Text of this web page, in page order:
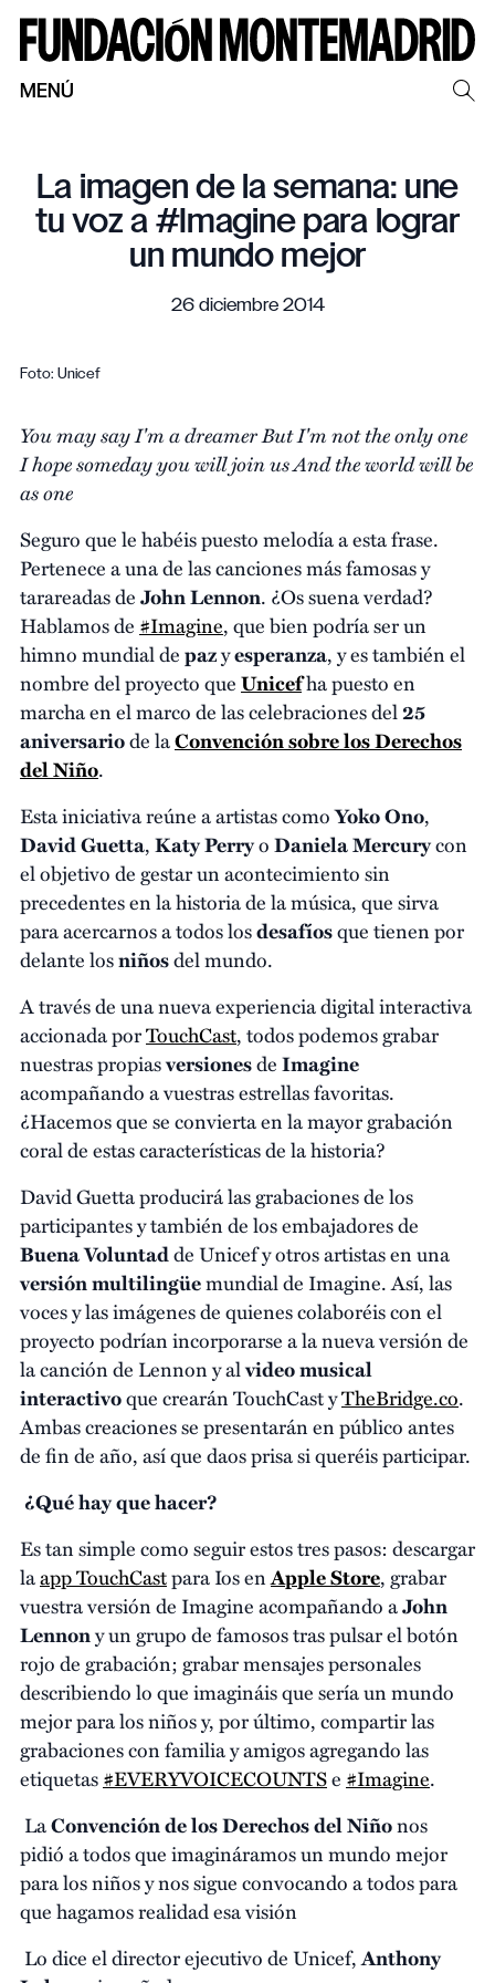
MENÚ
La imagen de la semana: une
tu voz a #Imagine para lograr
un mundo mejor
26 diciembre 2014
Foto: Unicef
You may say I'm a dreamer But I'm not the only one
I hope someday you will join us And the world will be
as one
Seguro que le habéis puesto melodía a esta frase.
Pertenece a una de las canciones más famosas y
tarareadas deJohn Lennon. ¿Os suena verdad?
Hablamos de #Imagine, que bien podría ser un
himno mundial depazyesperanza, y es también el
nombre del proyecto queUnicefha puesto en
marcha en el marco de las celebraciones del25
aniversariode laConvención sobre los Derechos
del Niño.
Esta iniciativa reúne a artistas comoYoko Ono,
David Guetta,Katy PerryoDaniela Mercurycon
el objetivo de gestar un acontecimiento sin
precedentes en la historia de la música, que sirva
para acercarnos a todos losdesafíosque tienen por
delante losniñosdel mundo.
A través de una nueva experiencia digital interactiva
accionada porTouchCast, todos podemos grabar
nuestras propiasversionesdeImagine
acompañando a vuestras estrellas favoritas.
¿Hacemos que se convierta en la mayor grabación
coral de estas características de la historia?
David Guetta producirá las grabaciones de los
participantes y también de los embajadores de
Buena Voluntadde Unicef y otros artistas en una
versión multilingüemundial de Imagine. Así, las
voces y las imágenes de quienes colaboréis con el
proyecto podrían incorporarse a la nueva versión de
la canción de Lennon y alvideo musical
interactivoque crearán TouchCast yTheBridge.co.
Ambas creaciones se presentarán en público antes
de fin de año, así que daos prisa si queréis participar.
¿Qué hay que hacer?
Es tan simple como seguir estos tres pasos: descargar
laapp TouchCastpara Ios enApple Store, grabar
vuestra versión de Imagine acompañando aJohn
Lennony un grupo de famosos tras pulsar el botón
rojo de grabación; grabar mensajes personales
describiendo lo que imagináis que sería un mundo
mejor para los niños y, por último, compartir las
grabaciones con familia y amigos agregando las
etiquetas#EVERYVOICECOUNTSe #Imagine.
LaConvención de los Derechos del Niñonos
pidió a todos que imagináramos un mundo mejor
para los niños y nos sigue convocando a todos para
que hagamos realidad esa visión
Lo dice el director ejecutivo de Unicef,Anthony